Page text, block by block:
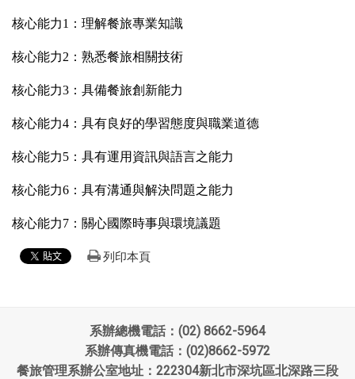
核心能力1：理解餐旅專業知識
核心能力2：熟悉餐旅相關技術
核心能力3：具備餐旅創新能力
核心能力4：具有良好的學習態度與職業道德
核心能力5：具有運用資訊與語言之能力
核心能力6：具有溝通與解決問題之能力
核心能力7：關心國際時事與環境議題
列印本頁
系辦總機電話：(02) 8662-5964
系辦傳真機電話：(02)8662-5972
餐旅管理系辦公室地址：222304新北市深坑區北深路三段